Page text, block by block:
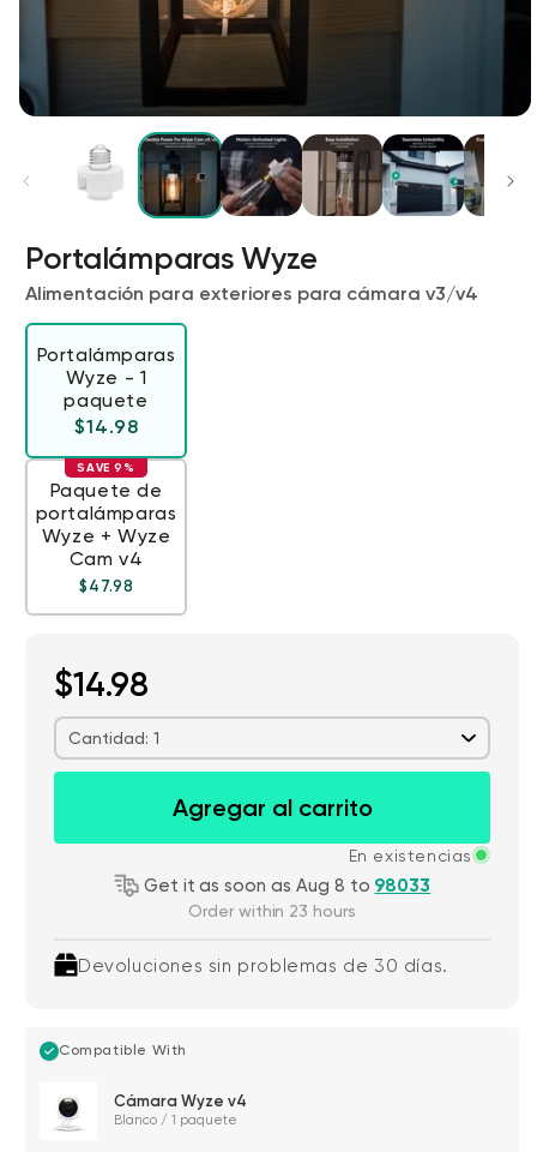
Portalámparas Wyze
Alimentación para exteriores para cámara v3/v4
Portalámparas
Wyze - 1
paquete
Precio habitual
$14.98
Paquete de
portalámparas
Wyze + Wyze
Cam v4
SAVE 9%
Precio habitual
Precio de oferta
$47.98
$14.98
Cantidad: 1
Agregar al carrito
En existencias
Get it as soon as Aug 8 to 98033
Order within 23 hours
Devoluciones sin problemas de 30 días.
Compatible With
Cámara Wyze v4
Blanco / 1 paquete
Wyze Cam v4 + Tarjeta MicroSD de
32 GB
Blanco